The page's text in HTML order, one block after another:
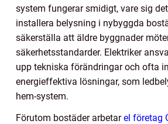
system fungerar smidigt, vare sig
installera belysning i nybyggda
säkerställa att äldre byggnader
säkerhetsstandarder. Elektriker
upp tekniska förändringar och ofta
energieffektiva lösningar, som
hem-system.
Förutom bostäder arbetarel företag